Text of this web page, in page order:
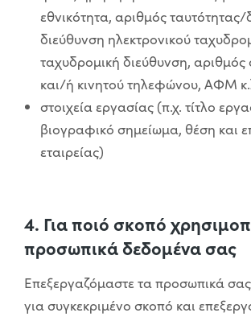
εθνικότητα, αριθμός ταυτότητας/
διεύθυνση ηλεκτρονικού
ταχυδρομική διεύθυνση,
και/ή κινητού τηλεφώνου, ΑΦΜ
στοιχεία εργασίας (π.χ. τίτλο
βιογραφικό σημείωμα, θέση και
εταιρείας)
4. Για ποιό σκοπό
προσωπικά δεδομένα σας
Επεξεργαζόμαστε τα προσωπικά
για συγκεκριμένο σκοπό και